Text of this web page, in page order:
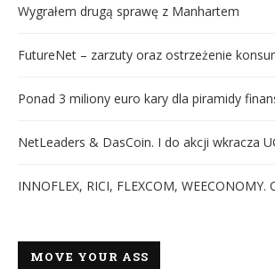
Wygrałem drugą sprawę z Manhartem
FutureNet – zarzuty oraz ostrzeżenie
Ponad 3 miliony euro kary dla piramidy
NetLeaders & DasCoin. I do akcji wkracza
INNOFLEX, RICI, FLEXCOM, WEECONOMY.
MOVE YOUR ASS